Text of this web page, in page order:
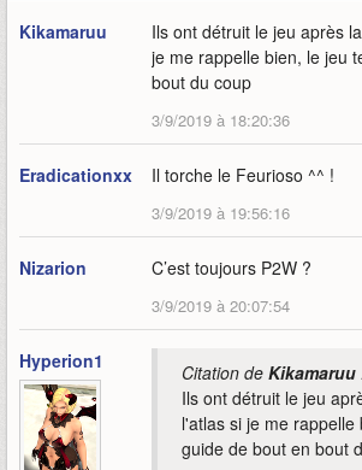
Kikamaruu
Ils ont détruit le jeu après
je me rappelle bien, le jeu
bout du coup
3/9/2019 à 18:20:36
Eradicationxx Il torche le Feurioso ^^ !
3/9/2019 à 19:56:16
Nizarion C’est toujours P2W ?
3/9/2019 à 20:07:54
Hyperion1 Citation de Kikamaruu
Ils ont détruit le jeu
l'atlas si je me rappelle
guide de bout en bout